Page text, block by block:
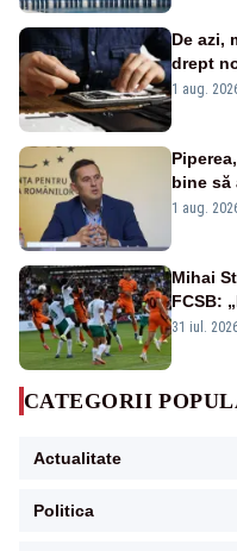
De azi,
drept
un
1 aug.
bine să
alertei
1 aug.
Mihai
FCSB:
190 de
31 iul.
CATEGORII
Actualitate
Politica